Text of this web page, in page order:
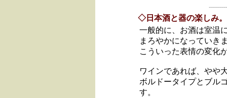
◇日本酒と器の楽しみ。
一般的に、お酒は室温
まろやかになっていき
こういった表情の変化
ワインであれば、やや
ボルドータイプとブル
す。